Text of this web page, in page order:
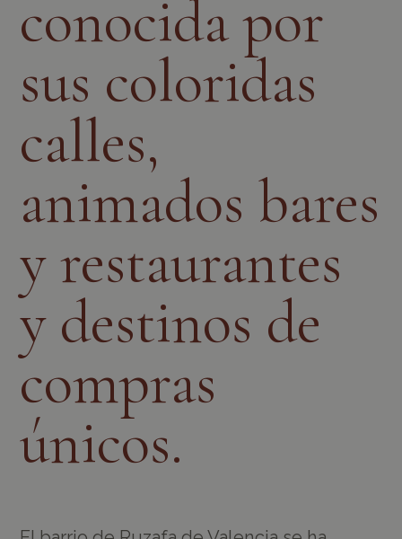
conocida por
sus coloridas
calles,
animados bares
y restaurantes
y destinos de
compras
únicos.